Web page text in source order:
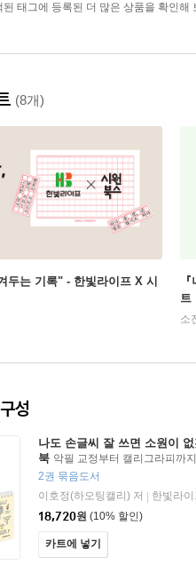
된 태그에 등록된 더 많은 상품을 확인해
(8개)
두는 기록" - 한빛라이프 X 시
트
소
성
나도 손글씨 잘 쓰면 소원이
북 악필 교정부터 캘리그라피까
씨 찾기
2권 묶음도서
이호정(하오팅캘리) 저
한빛라
18,720원 (10% 할인)
카트에 넣기